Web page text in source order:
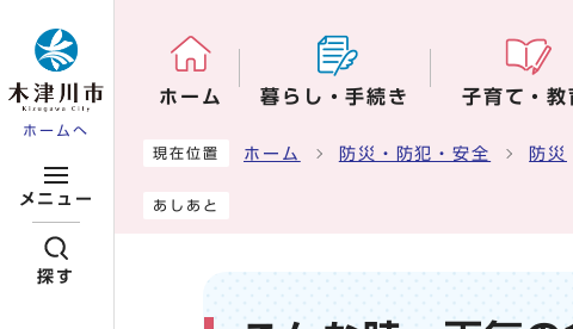
ホームへ
メニュー
探す
ホーム 暮らし・手続き 子育て・教
ここから本文です
現在位置 ホーム 防災・防犯・安全 防災
あしあと